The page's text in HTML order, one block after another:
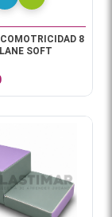
8
SOFT